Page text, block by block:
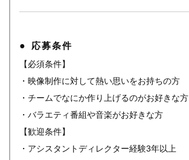
応募条件
【必須条件】
・映像制作に対して熱い思いをお持ちの方
・チームでなにか作り上げるのがお好きな方
・バラエティ番組や音楽がお好きな方
【歓迎条件】
・アシスタントディレクター経験3年以上